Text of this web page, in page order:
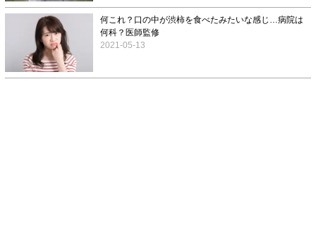
何これ？口の中が渋柿を食べたみたいな感じ…病院は
何科？医師監修
2021-05-13